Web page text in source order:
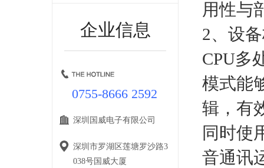
企业信息
0755-8666 2592
深圳国威电子有限公司
深圳市罗湖区莲塘罗沙路3
038号国威大厦
用性与
2、设
CPU多
模式能
辑，有
同时使
音通讯